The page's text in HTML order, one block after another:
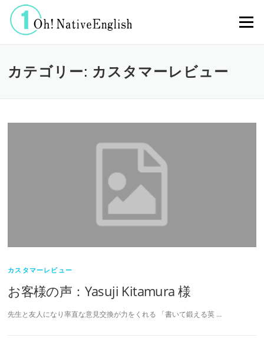
コンテンツへスキップ
メニュー
カテゴリー: カスタマーレビュー
カスタマーレビュー
お客様の声：Yasuji Kitamura 様
先生と友人になり率直な意見交換が力をくれる 「書いて鍛える英 …